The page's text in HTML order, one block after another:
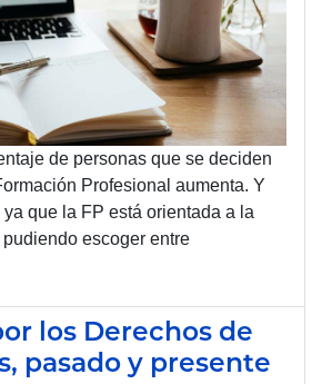
de personas que se deciden
Profesional aumenta. Y
ya que la FP está orientada a la
pudiendo escoger entre
los Derechos de
pasado y presente